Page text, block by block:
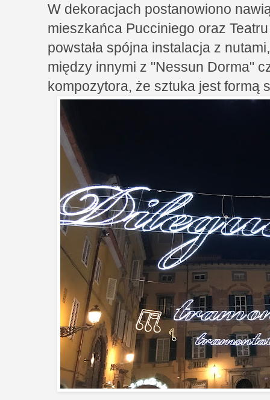
W dekoracjach postanowiono
mieszkańca Pucciniego oraz
powstała spójna instalacja z
między innymi z "Nessun Dorma"
kompozytora, że sztuka jest formą